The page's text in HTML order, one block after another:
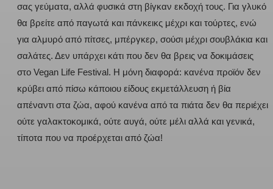
σας γεύματα, αλλά φυσικά στη βίγκαν εκδοχή τους. Για γλυκό
θα βρείτε από παγωτά και πάνκεικς μέχρι και τούρτες, ενώ
για αλμυρό από πίτσες, μπέργκερ, σούσι μέχρι σουβλάκια και
σαλάτες. Δεν υπάρχει κάτι που δεν θα βρεις να δοκιμάσεις
στο Vegan Life Festival. Η μόνη διαφορά: κανένα προϊόν δεν
κρύβει από πίσω κάποιου είδους εκμετάλλευση ή βία
απέναντι στα ζώα, αφού κανένα από τα πιάτα δεν θα περιέχει
ούτε γαλακτοκομικά, ούτε αυγά, ούτε μέλι αλλά και γενικά,
τίποτα που να προέρχεται από ζώα!